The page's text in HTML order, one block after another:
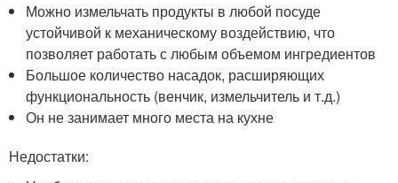
Можно измельчать продукты в любой посуде
устойчивой к механическому воздействию, что
позволяет работать с любым объемом ингредиентов
Большое количество насадок, расширяющих
функциональность (венчик, измельчитель и т.д.)
Он не занимает много места на кухне
Недостатки: